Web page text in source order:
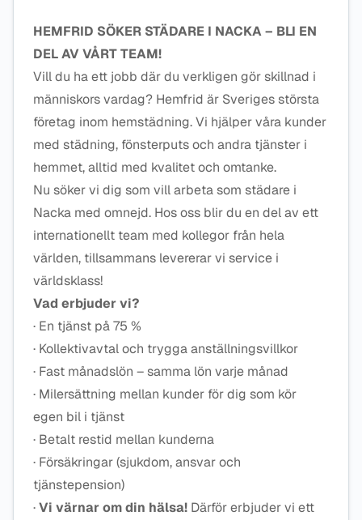
HEMFRID SÖKER STÄDARE I NACKA – BLI EN
DEL AV VÅRT TEAM!
Vill du ha ett jobb där du verkligen gör skillnad i
människors vardag? Hemfrid är Sveriges största
företag inom hemstädning. Vi hjälper våra kunder
med städning, fönsterputs och andra tjänster i
hemmet, alltid med kvalitet och omtanke.
Nu söker vi dig som vill arbeta som städare i
Nacka med omnejd. Hos oss blir du en del av ett
internationellt team med kollegor från hela
världen, tillsammans levererar vi service i
världsklass!
Vad erbjuder vi?
· En tjänst på 75 %
· Kollektivavtal och trygga anställningsvillkor
· Fast månadslön – samma lön varje månad
· Milersättning mellan kunder för dig som kör
egen bil i tjänst
· Betalt restid mellan kunderna
· Försäkringar (sjukdom, ansvar och
tjänstepension)
·Vi värnar om din hälsa! Därför erbjuder vi ett